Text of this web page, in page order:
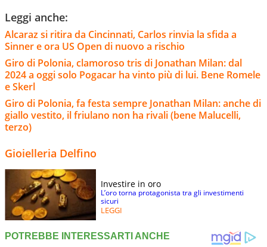
Leggi anche:
Alcaraz si ritira da Cincinnati, Carlos rinvia la sfida a
Sinner e ora US Open di nuovo a rischio
Giro di Polonia, clamoroso tris di Jonathan Milan: dal
2024 a oggi solo Pogacar ha vinto più di lui. Bene Romele
e Skerl
Giro di Polonia, fa festa sempre Jonathan Milan: anche di
giallo vestito, il friulano non ha rivali (bene Malucelli,
terzo)
Gioielleria Delfino
Investire in oro
L’oro torna protagonista tra gli investimenti
sicuri
LEGGI